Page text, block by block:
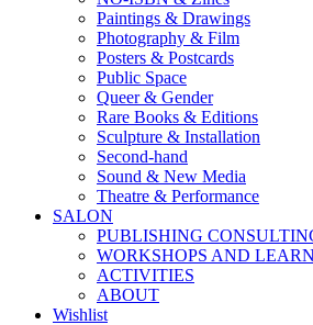
Paintings & Drawings
Photography & Film
Posters & Postcards
Public Space
Queer & Gender
Rare Books & Editions
Sculpture & Installation
Second-hand
Sound & New Media
Theatre & Performance
SALON
PUBLISHING
WORKSHOPS AND
ACTIVITIES
ABOUT
Wishlist